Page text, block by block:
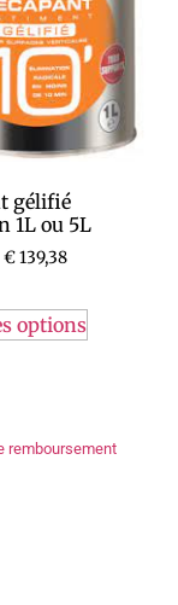
gélifié
1L ou 5L
€139,38
options
remboursement